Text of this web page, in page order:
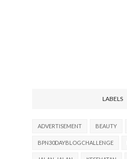
LABELS
ADVERTISEMENT BEAUTY
BPN30DAYBLOGCHALLENGE